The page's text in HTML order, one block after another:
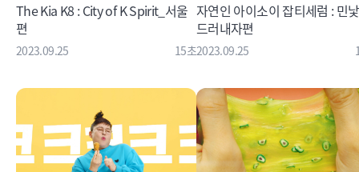
The Kia K8 : City of K Spirit_서울
편
2023.09.25 15초
자연인 아이소이 잡티세럼 : 민
드러내자편
2023.09.25